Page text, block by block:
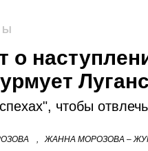
о
чтобы
, ЖАННА МОРОЗОВА –